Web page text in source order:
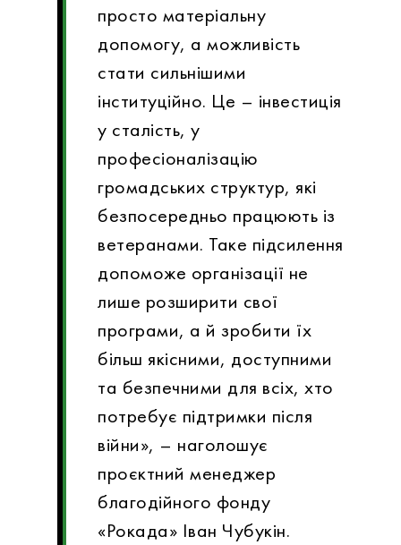
просто матеріальну
допомогу, а можливість
стати сильнішими
інституційно. Це – інвестиція
у сталість, у
професіоналізацію
громадських структур, які
безпосередньо працюють із
ветеранами. Таке підсилення
допоможе організації не
лише розширити свої
програми, а й зробити їх
більш якісними, доступними
та безпечними для всіх, хто
потребує підтримки після
війни», – наголошує
проєктний менеджер
благодійного фонду
«Рокада» Іван Чубукін.